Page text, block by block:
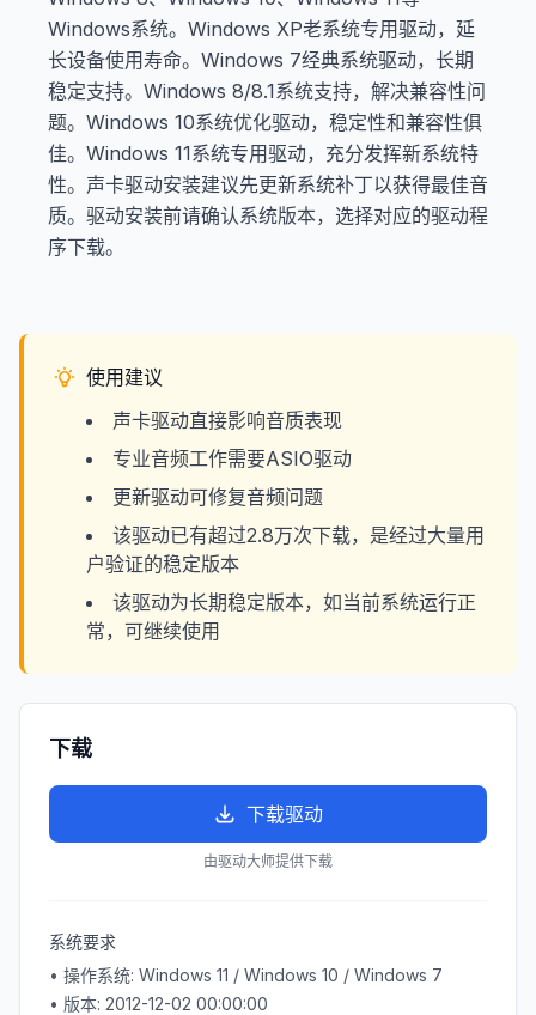
Windows系统。Windows XP老系统专用驱动，延
长设备使用寿命。Windows 7经典系统驱动，长期
稳定支持。Windows 8/8.1系统支持，解决兼容性问
题。Windows 10系统优化驱动，稳定性和兼容性俱
佳。Windows 11系统专用驱动，充分发挥新系统特
性。声卡驱动安装建议先更新系统补丁以获得最佳音
质。驱动安装前请确认系统版本，选择对应的驱动程
序下载。
使用建议
声卡驱动直接影响音质表现
专业音频工作需要ASIO驱动
更新驱动可修复音频问题
该驱动已有超过2.8万次下载，是经过大量用
户验证的稳定版本
该驱动为长期稳定版本，如当前系统运行正
常，可继续使用
下载
下载驱动
由驱动大师提供下载
系统要求
• 操作系统: Windows 11 / Windows 10 / Windows 7
• 版本: 2012-12-02 00:00:00